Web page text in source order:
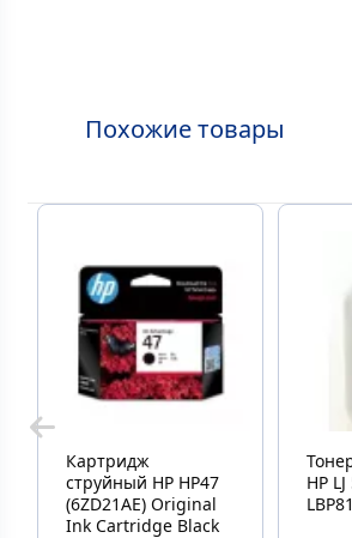
Похожие товары
Картридж
струйный HP HP47
(6ZD21AE) Original
Ink Cartridge Black
Тонер BULAT
HP